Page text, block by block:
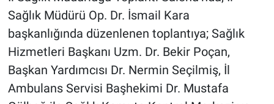
Sağlık Müdürü Op. Dr. İsmail Kara
başkanlığında düzenlenen toplantıya; Sağlık
Hizmetleri Başkanı Uzm. Dr. Bekir Poçan,
Başkan Yardımcısı Dr. Nermin Seçilmiş, İl
Ambulans Servisi Başhekimi Dr. Mustafa